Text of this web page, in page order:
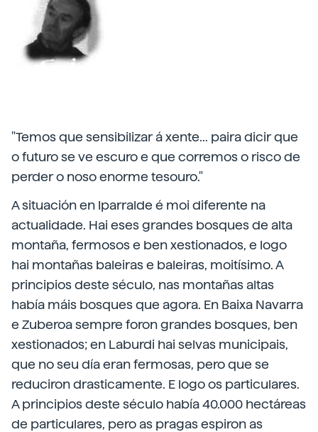
"Temos que sensibilizar á xente... paira dicir que
o futuro se ve escuro e que corremos o risco de
perder o noso enorme tesouro."
A situación en Iparralde é moi diferente na
actualidade. Hai eses grandes bosques de alta
montaña, fermosos e ben xestionados, e logo
hai montañas baleiras e baleiras, moitísimo. A
principios deste século, nas montañas altas
había máis bosques que agora. En Baixa Navarra
e Zuberoa sempre foron grandes bosques, ben
xestionados; en Laburdi hai selvas municipais,
que no seu día eran fermosas, pero que se
reduciron drasticamente. E logo os particulares.
A principios deste século había 40.000 hectáreas
de particulares, pero as pragas espiron as